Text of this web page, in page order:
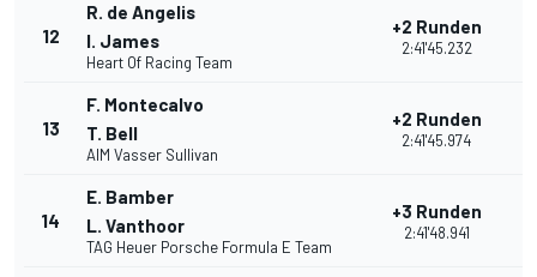
12
R. de Angelis
I. James
Heart Of Racing Team
+2 Runden
2:41'45.232
13
F. Montecalvo
T. Bell
AIM Vasser Sullivan
+2 Runden
2:41'45.974
14
E. Bamber
L. Vanthoor
TAG Heuer Porsche Formula E Team
+3 Runden
2:41'48.941